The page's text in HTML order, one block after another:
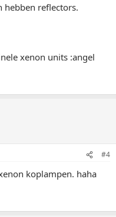
hebben reflectors.
xenon units :angel
#4
koplampen. haha